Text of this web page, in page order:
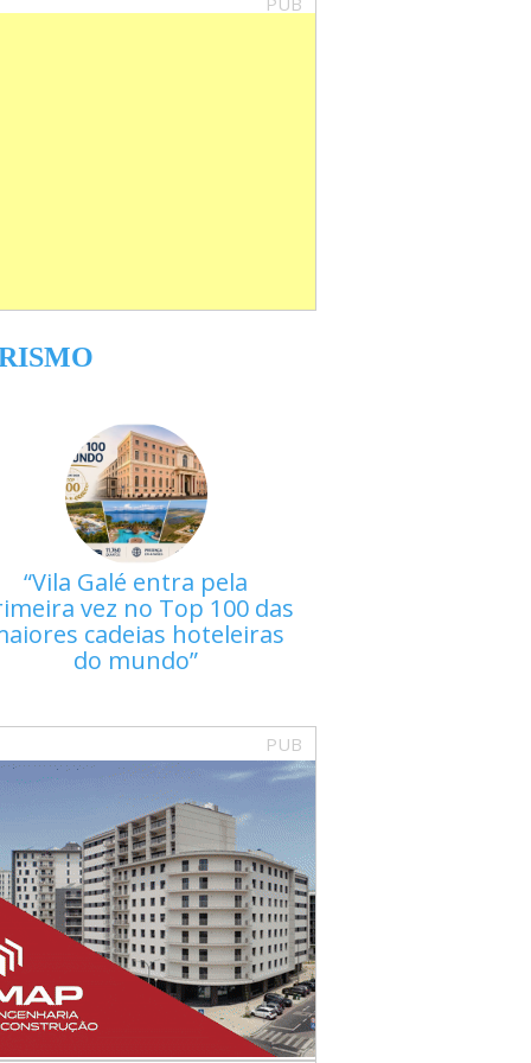
Vila Galé entra pela
vez no Top 100 das
cadeias hoteleiras
do mundo
PUB